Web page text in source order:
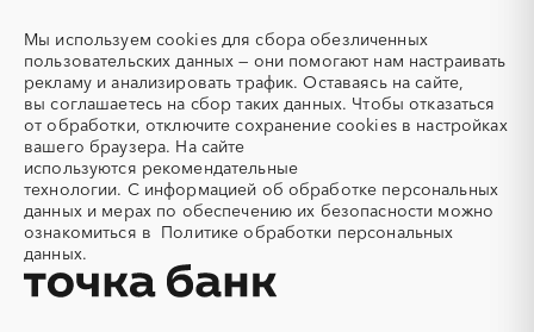
Акварель
Аквариумы
Аккумуляторы
Алкогольная продукция
Алмазное бурение
Алмазная резка
Алюминиевые
конструкции
Алюминиевые профили
Алюминий
Аммоний
Ангар
Антенны
Антискалант
Антрацит
Аппараты воздушного
охлаждения
Тверская область
Томская область
Тульская область
Тыва
Тюменская область
Удмуртская республика
Ульяновская область
Хакасия
Ханты-Мансийский
Автономный округ - Югра
Челябинская область
Чеченская республика
Чувашская республика
Саха (Якутия)
Мы используем cookies для сбора обезличенных
пользовательских данных — они помогают нам настраивать
рекламу и анализировать трафик. Оставаясь на сайте,
вы соглашаетесь на сбор таких данных. Чтобы отказаться
от обработки, отключите сохранение cookies в настройках
вашего браузера. На сайте
используются рекомендательные
технологии. С информацией об обработке персональных
данных и мерах по обеспечению их безопасности можно
ознакомиться в Политике обработки персональных
данных.